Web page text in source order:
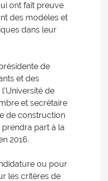
ont fait preuve
des modèles et
dans leur
de
et des
de
et secrétaire
de construction
part à la
2016.
ou pour
les critères de